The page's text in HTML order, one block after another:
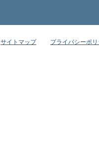
サイトマップ プライバシーポ